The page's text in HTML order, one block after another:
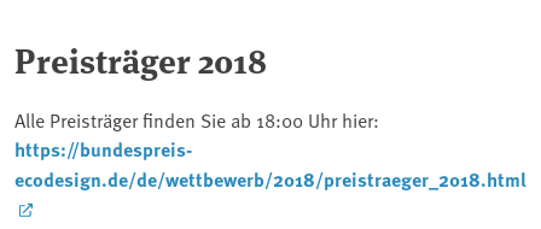
Preisträger 2018
Alle Preisträger finden Sie ab 18:00 Uhr hier:
https://bundespreis-
ecodesign.de/de/wettbewerb/2018/preistraeger_2018.html